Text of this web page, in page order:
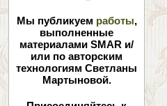
Мы публикуем работы,
выполненные
материалами SMAR и/
или по авторским
технологиям Светланы
Мартыновой.